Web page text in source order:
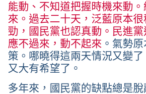
能動、不知道把握時機來動
來。過去二十天，泛藍原本
勁，國民黨也認真動。民進
應不過來，動不起來 。氣勢
策。哪曉得這兩天情況又變
又大有希望了。
多年來，國民黨的缺點總是